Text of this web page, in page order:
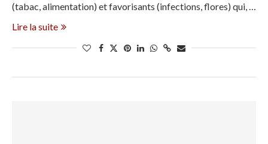
(tabac, alimentation) et favorisants (infections, flores) qui, …
Lire la suite